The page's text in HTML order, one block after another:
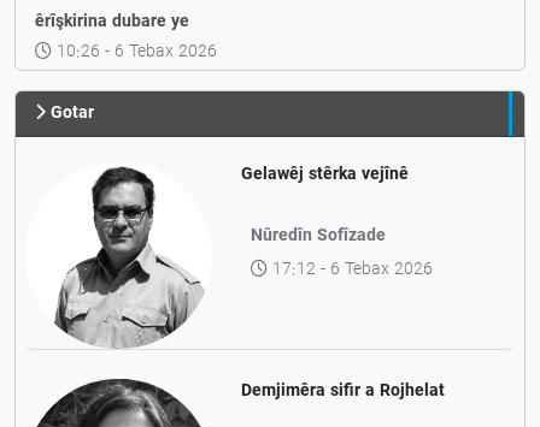
êrîşkirina dubare ye
10:26 - 6 Tebax 2026
Gotar
Gelawêj stêrka vejînê
Nûredîn Sofîzade
17:12 - 6 Tebax 2026
Demjimêra sifir a Rojhelat